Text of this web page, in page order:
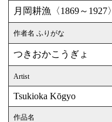
月岡耕漁〈1869～1927〉
作者名 ふりがな
つきおかこうぎょ
Artist
Tsukioka Kōgyo
作品名